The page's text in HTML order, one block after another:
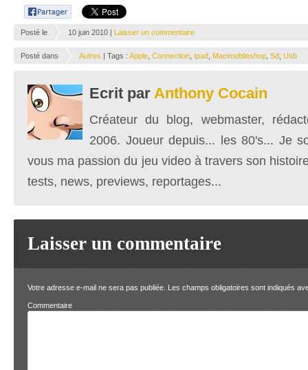
Posté le 10 juin 2010 | Laisser un commentaire
Posté dans Autres | Tags : Apple Connection Ipad Macimobileshop Sd Usb
Ecrit par Anthony Cocain
Créateur du blog, webmaster,
2006. Joueur depuis... les 80's... Je
vous ma passion du jeu video à travers son
tests, news, previews, reportages...
Laisser un commentaire
Votre adresse e-mail ne sera pas publiée. Les champs obligatoires sont indiqués